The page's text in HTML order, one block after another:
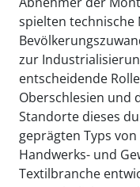
spielten technische
zur
entscheidende
Oberschlesien und
Standorte dieses
geprägten Typs
Handwerks- und
Textilbranche